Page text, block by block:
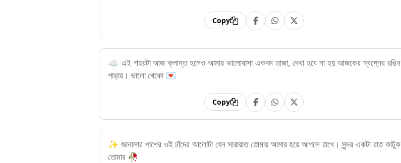
Copy
☁️ এই শহরটা আজ ক্লান্ত হলেও আমার ভালোবাসা একদম তাজা, দেখা হবে না হয় আজকের স্বপ্নের রঙিন
পাড়ায়। ভালো থেকো 💌
Copy
✨ জানালার পাশের ওই চাঁদের আলোটা যেন সারারাত তোমায় আমার হয়ে আগলে রাখে। সুন্দর একটা রাত কাটুক
তোমার 🥀